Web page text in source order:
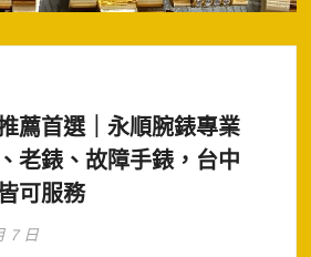
薦首選｜永順腕錶專業
老錶、故障手錶，台中
可服務
7 日